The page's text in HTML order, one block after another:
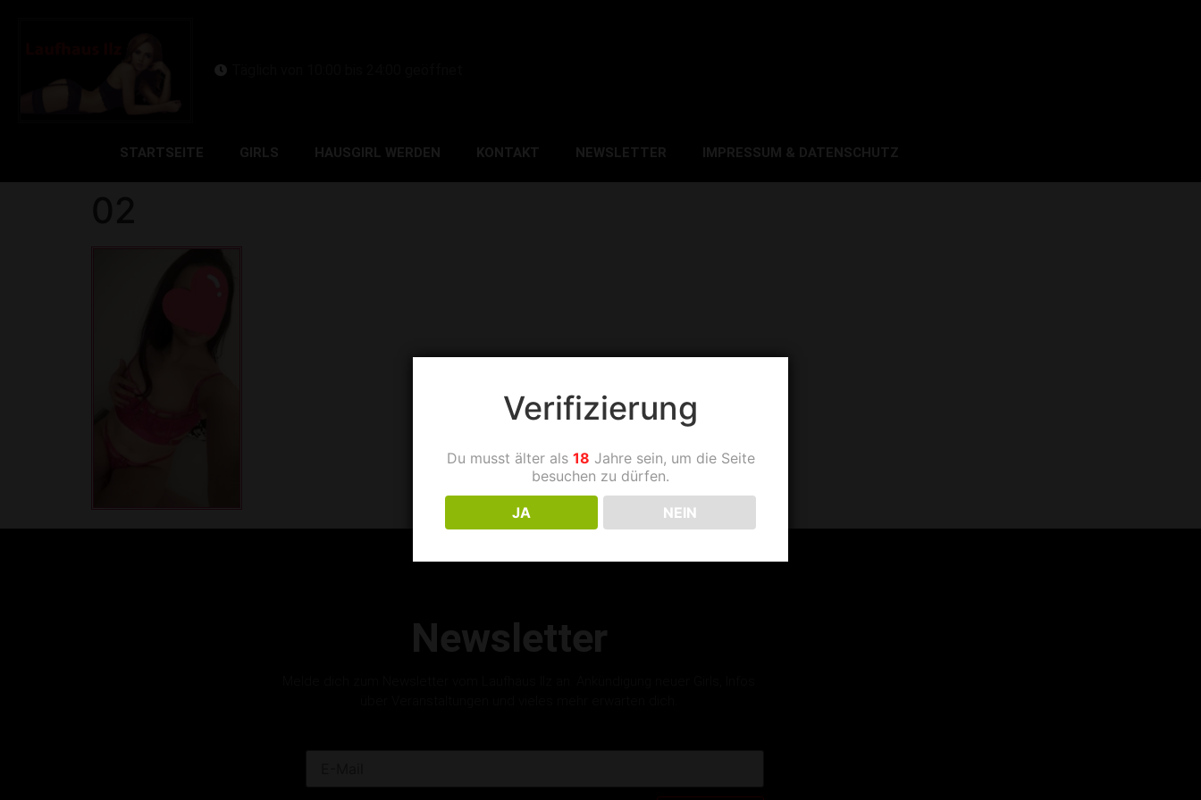
STARTSEITE GIRLS HAUSGIRL WERDEN KONTAKT NEWSLETTER IMPRESSUM & DATENSCHUTZ
Newsletter
Verifizierung
Du musst älter als 18 Jahre sein, um die Seite
besuchen zu dürfen.
JA NEIN